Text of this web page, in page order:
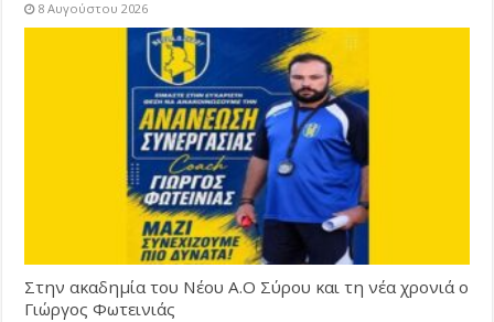
8 Αυγούστου 2026
Στην ακαδημία του Νέου Α.Ο Σύρου και τη νέα χρονιά ο
Γιώργος Φωτεινιάς